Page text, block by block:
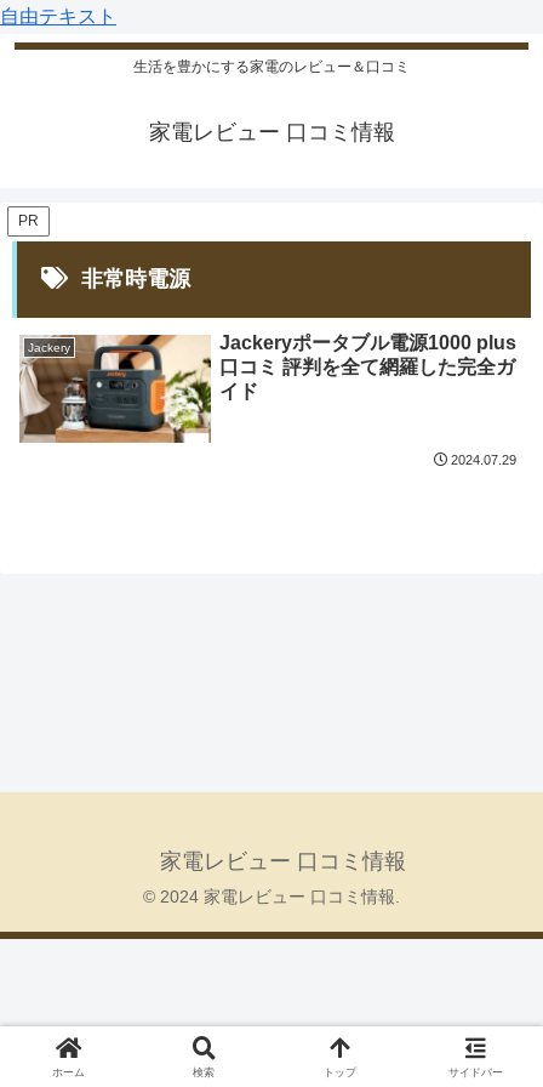
自由テキスト
生活を豊かにする家電のレビュー＆口コミ
家電レビュー 口コミ情報
PR
非常時電源
Jackery
Jackeryポータブル電源1000 plus
口コミ 評判を全て網羅した完全ガ
イド
2024.07.29
家電レビュー 口コミ情報
© 2024 家電レビュー 口コミ情報.
ホーム 検索 トップ サイドバー